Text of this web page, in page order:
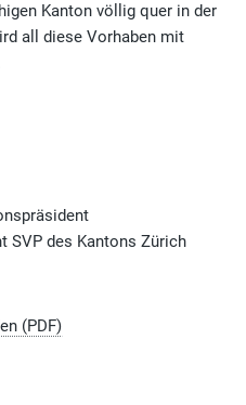
Kanton völlig quer in der
all diese Vorhaben mit
SVP des Kantons Zürich
(PDF)